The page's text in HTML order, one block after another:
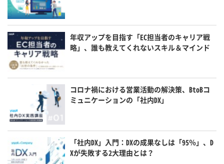
年収アップを目指す「EC担当者のキャリア戦
略」、誰も教えてくれないスキル＆マインド
コロナ禍における営業活動の解決策、BtoBコ
ミュニケーションの「社内DX」
「社内DX」入門：DXの成果なしは「95％」、D
Xが失敗する2大理由とは？